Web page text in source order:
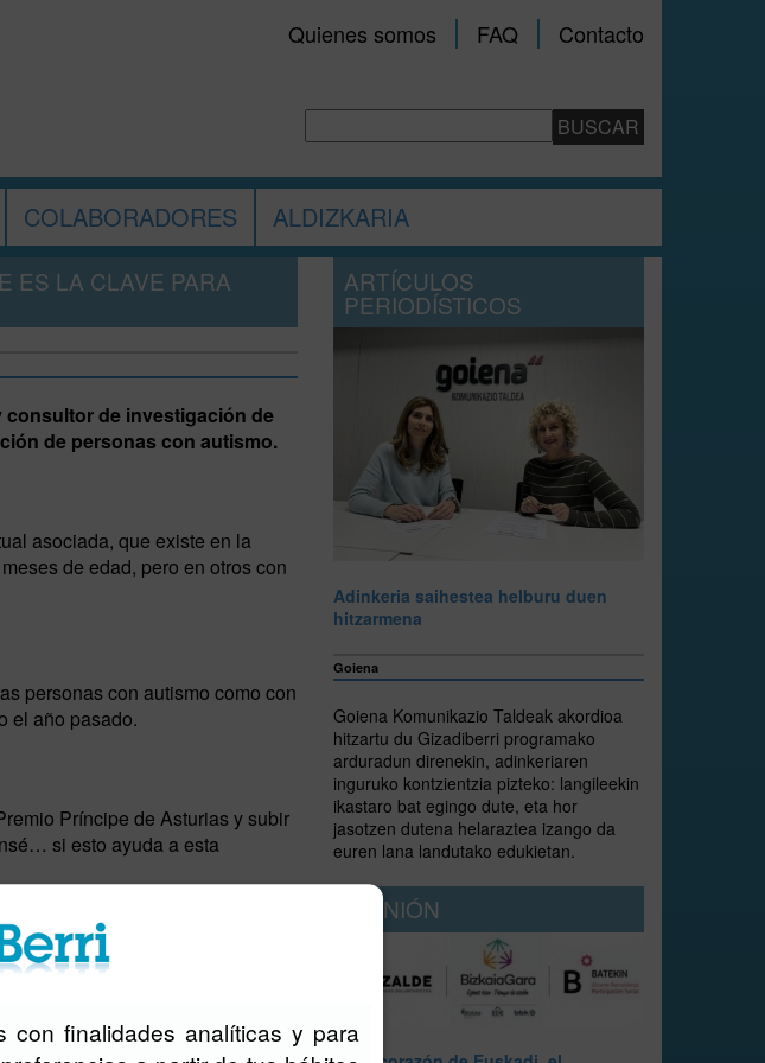
Quienes somos FAQ Contacto
COLABORADORES ALDIZKARIA
ES LA CLAVE PARA
consultor de investigación de
de personas con autismo.
asociada, que existe en la
de edad, pero en otros con
personas con autismo como con
el año pasado.
Príncipe de Asturias y subir
si esto ayuda a esta
cualquier tableta habitual
mundial?
ARTÍCULOS
PERIODÍSTICOS
Adinkeria saihestea helburu duen
hitzarmena
Goiena
Goiena Komunikazio Taldeak akordioa
hitzartu du Gizadiberri programako
arduradun direnekin, adinkeriaren
inguruko kontzientzia pizteko: langileekin
ikastaro bat egingo dute, eta hor
jasotzen dutena helaraztea izango da
euren lana landutako edukietan.
OPINIÓN
con finalidades analíticas y para